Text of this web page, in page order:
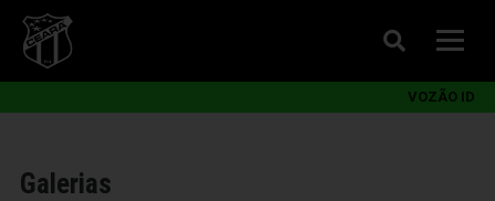
VOZÃO ID
Galerias